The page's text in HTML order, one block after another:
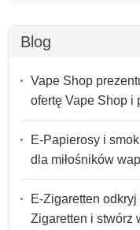
Blog
Vape Shop
ofertę Vape Shop i
E-Papierosy i
dla miłośników
E-Zigaretten
Zigaretten i stwórz